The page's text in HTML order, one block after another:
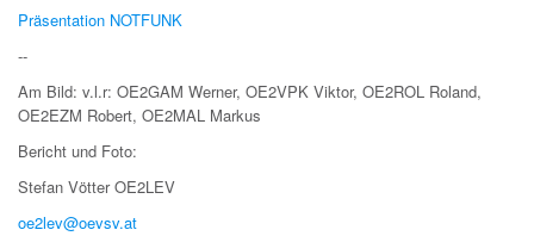
Präsentation NOTFUNK
--
Am Bild: v.l.r: OE2GAM Werner, OE2VPK Viktor, OE2ROL Roland,
OE2EZM Robert, OE2MAL Markus
Bericht und Foto:
Stefan Vötter OE2LEV
oe2lev@oevsv.at